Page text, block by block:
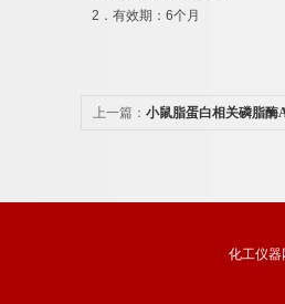
2 ．有效期： 6个月
上一篇： 小鼠脂蛋白相关磷脂酶
化工仪器